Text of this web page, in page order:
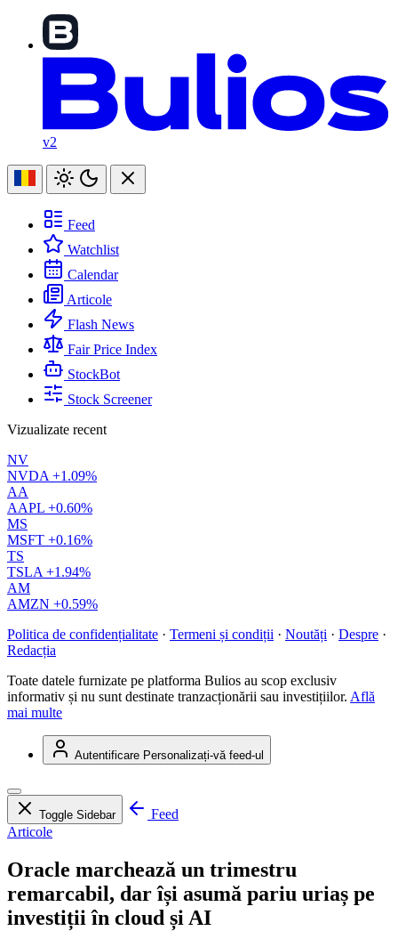
v2
Feed
Watchlist
Calendar
Articole
Flash News
Fair Price Index
StockBot
Stock Screener
Vizualizate recent
NV
NVDA +1.09%
AA
AAPL +0.60%
MS
MSFT +0.16%
TS
TSLA +1.94%
AM
AMZN +0.59%
Politica de confidențialitate · Termeni și condiții · Noutăți · Despre ·
Redacția
Toate datele furnizate pe platforma Bulios au scop exclusiv
informativ și nu sunt destinate tranzacționării sau investițiilor. Află
mai multe
Autentificare Personalizați-vă feed-ul
Toggle Sidebar
Feed
Articole
Oracle marchează un trimestru
remarcabil, dar își asumă pariu uriaș pe
investiții în cloud și AI